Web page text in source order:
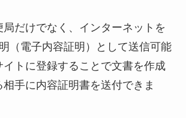
だけでなく、インターネットを
（電子内容証明）として送信可能
イトに登録することで文書を作成
相手に内容証明書を送付できま